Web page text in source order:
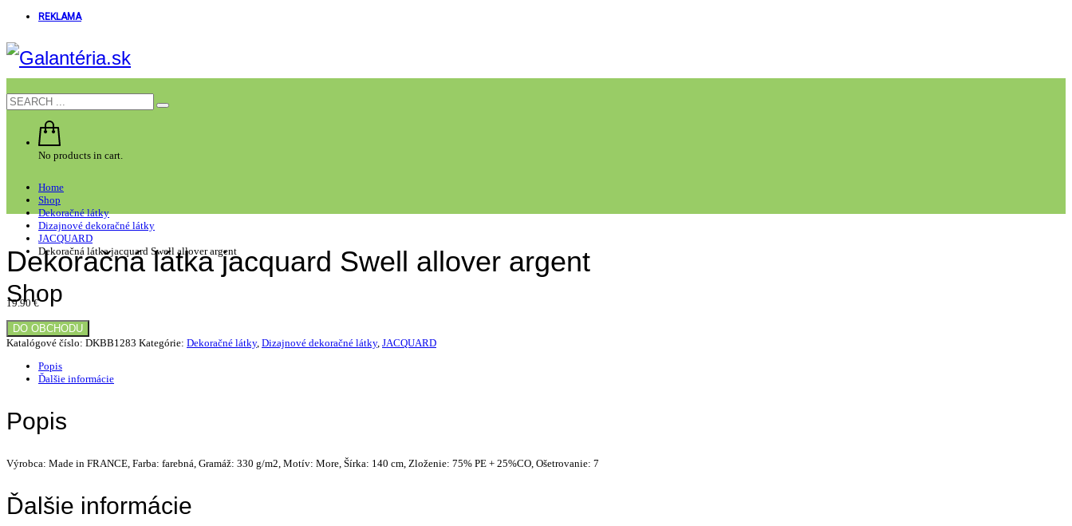
REKLAMA
No products in cart.
Home
Shop
Dekoračné látky
Dizajnové dekoračné látky
JACQUARD
Dekoračná látka jacquard Swell allover argent
Shop
Dekoračná látka jacquard Swell allover argent
19.90€
DO OBCHODU
Katalógové číslo: DKBB1283 Kategórie: Dekoračné látky, Dizajnové dekoračné látky, JACQUARD
Popis
Ďalšie informácie
Popis
Výrobca: Made in FRANCE, Farba: farebná, Gramáž: 330 g/m2, Motív: More, Šírka: 140 cm, Zloženie: 75% PE + 25%CO, Ošetrovanie: 7
Ďalšie informácie